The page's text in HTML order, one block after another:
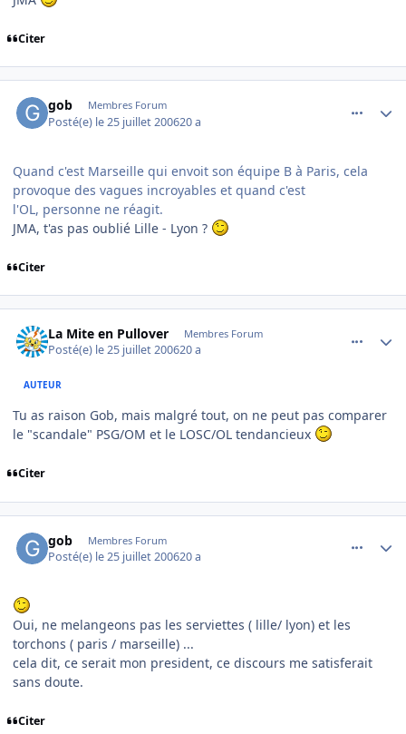
Citer
gob Membres Forum
Posté(e) le 25 juillet 200620 a
Quand c'est Marseille qui envoit son équipe B à Paris, cela
provoque des vagues incroyables et quand c'est
l'OL, personne ne réagit.
JMA, t'as pas oublié Lille - Lyon ?
Citer
La Mite en Pullover Membres Forum
Posté(e) le 25 juillet 200620 a
AUTEUR
Tu as raison Gob, mais malgré tout, on ne peut pas comparer
le "scandale" PSG/OM et le LOSC/OL tendancieux
Citer
gob Membres Forum
Posté(e) le 25 juillet 200620 a
Oui, ne melangeons pas les serviettes ( lille/ lyon) et les
torchons ( paris / marseille) ...
cela dit, ce serait mon president, ce discours me satisferait
sans doute.
Citer